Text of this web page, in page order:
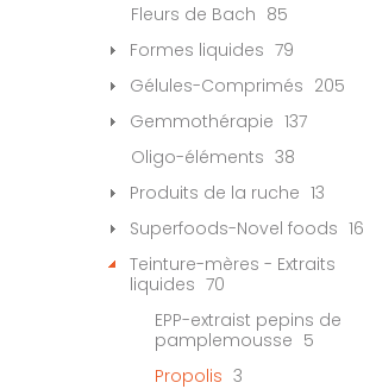
Fleurs de Bach 85
Formes liquides 79
Gélules-Comprimés 205
Gemmothérapie 137
Oligo-éléments 38
Produits de la ruche 13
Superfoods-Novel foods 16
Teinture-mères - Extraits
liquides 70
EPP-extraist pepins de
pamplemousse 5
Propolis 3